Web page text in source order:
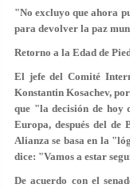
"No excluyo que ahora
para devolver la paz
Retorno a la Edad de
El jefe del Comité
Konstantin Kosachev,
que "la decisión de hoy
Europa, después del
Alianza se basa en la
dice: "Vamos a estar
De acuerdo con el